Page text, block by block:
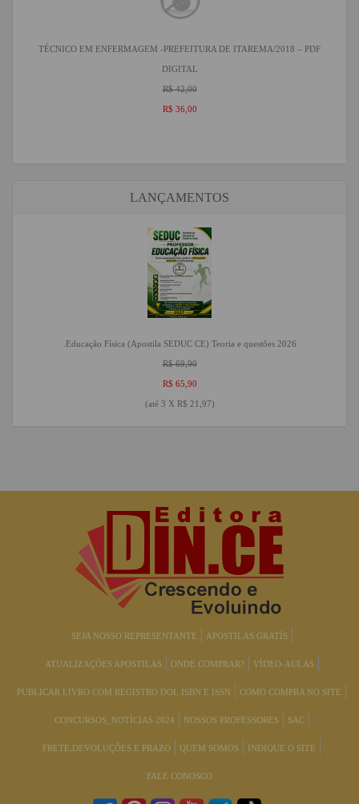
TÉCNICO EM ENFERMAGEM -PREFEITURA DE ITAREMA/2018 – PDF
DIGITAL
R$ 42,00
R$ 36,00
LANÇAMENTOS
.Educação Física (Apostila SEDUC CE) Teoria e questões 2026
R$ 69,90
R$ 65,90
(até 3 X R$ 21,97)
SEJA NOSSO REPRESENTANTE APOSTILAS GRATÍS
ATUALIZAÇÕES APOSTILAS ONDE COMPRAR? VÍDEO-AULAS
PUBLICAR LIVRO COM REGISTRO DOI, ISBN E ISSN COMO COMPRA NO SITE
CONCURSOS_NOTÍCIAS 2024 NOSSOS PROFESSORES SAC
FRETE,DEVOLUÇÕES E PRAZO QUEM SOMOS INDIQUE O SITE
FALE CONOSCO